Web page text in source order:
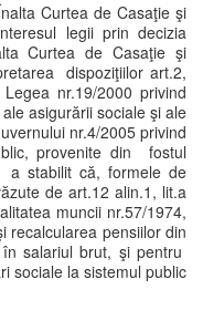
Curtea de Casaţie şi
legii prin decizia
Curtea de Casaţie şi
dispoziţiilor art.2,
nr.19/2000 privind
asigurării sociale şi ale
nr.4/2005 privind
provenite din fostul
a stabilit că, formele de
de art.12 alin.1, lit.a
muncii nr.57/1974,
recalcularea pensiilor din
salariul brut, şi pentru
sociale la sistemul public